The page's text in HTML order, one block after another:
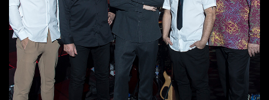
Funksjonalitet Ugradert
GODTA ALLE